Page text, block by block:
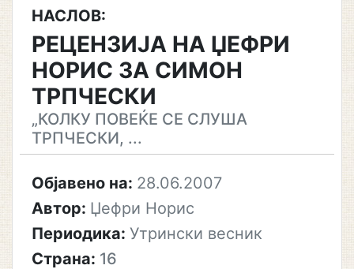
НАСЛОВ:
РЕЦЕНЗИЈА НА ЏЕФРИ
НОРИС ЗА СИМОН
ТРПЧЕСКИ
„КОЛКУ ПОВЕЌЕ СЕ СЛУША
ТРПЧЕСКИ, ...
Објавено на: 28.06.2007
Автор: Џефри Норис
Периодика: Утрински весник
Страна: 16